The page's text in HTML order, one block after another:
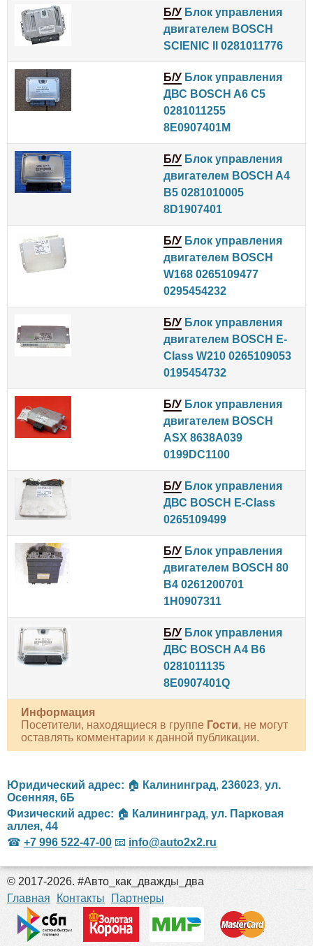
Б/У Блок управления
двигателем BOSCH
SCIENIC II 0281011776
Б/У Блок управления
ДВС BOSCH A6 C5
0281011255
8E0907401M
Б/У Блок управления
двигателем BOSCH A4
B5 0281010005
8D1907401
Б/У Блок управления
двигателем BOSCH
W168 0265109477
0295454232
Б/У Блок управления
двигателем BOSCH E-
Class W210 0265109053
0195454732
Б/У Блок управления
двигателем BOSCH
ASX 8638A039
0199DC1100
Б/У Блок управления
ДВС BOSCH E-Class
0265109499
Б/У Блок управления
двигателем BOSCH 80
B4 0261200701
1H0907311
Б/У Блок управления
ДВС BOSCH A4 B6
0281011135
8E0907401Q
Информация
Посетители, находящиеся в группе Гости, не могут
оставлять комментарии к данной публикации.
Юридический адрес: 🏠 Калининград, 236023, ул.
Осенняя, 6Б
Физический адрес: 🏠 Калининград, ул. Парковая
аллея, 44
☎ +7 996 522-47-00 📧 info@auto2x2.ru
© 2017-2026. #Авто_как_дважды_два
Главная
Контакты Партнеры